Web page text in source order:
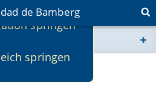
springen
springen
de Bamberg
bamberg.de